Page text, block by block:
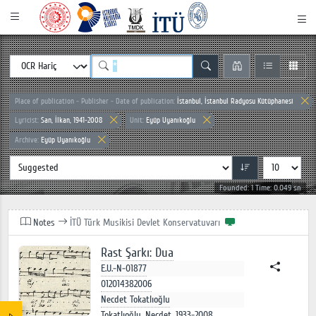
Place of publication - Publisher - Date of publication: İstanbul, İstanbul Radyosu Kütüphanesi
Lyricist: San, İlkan, 1941-2008 Unit: Eyüp Uyanıkoğlu
Archive: Eyüp Uyanıkoğlu
Founded: 1 Time: 0.049 sn
Notes İTÜ Türk Musikisi Devlet Konservatuvarı
Rast Şarkı: Dua
E.U.-N-01877
012014382006
Necdet Tokatlıoğlu